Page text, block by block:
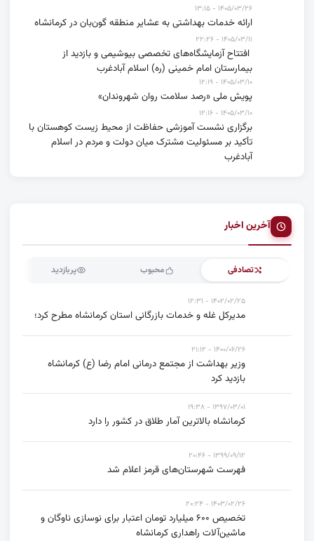
۱۴۰۵/۰۳/۲۶ - ۱۳:۱۵
ارائه خدمات بهداشتی به عشایر منطقه گون‌بان در کرمانشاه
۱۴۰۵/۰۳/۱۱ - ۲۲:۲۶
افتتاح آزمایشگاه‌های تخصصی بیوشیمی و بازدید از
بیمارستان امام خمینی (ره) اسلام آبادغرب
۱۴۰۵/۰۳/۱۰ - ۱۲:۱۹
پویش ملی «رصد سلامت روان شهروندان»
۱۴۰۵/۰۳/۱۰ - ۱۲:۱۶
برگزاری نشست آموزشی حفاظت از محیط زیست کوهستان با
تأکید بر مسئولیت مشترک میان دولت و مردم در اسلام
آبادغرب
آخرین اخبار
تصادفی محبوب پربازدید
۱۴۰۲/۰۲/۲۵ - ۱۲:۳۱
مدیرکل غله و خدمات بازرگانی استان کرمانشاه مطرح کرد؛
۱۴۰۰/۰۶/۲۶ - ۲۱:۱۲
وزیر بهداشت از مجتمع درمانی امام رضا (ع) کرمانشاه
بازدید کرد
۱۳۹۷/۰۳/۰۱ - ۱۹:۳۸
کرمانشاه بالاترین آمار طلاق در کشور را دارد
۱۳۹۹/۰۹/۱۲ - ۲۰:۴۶
فهرست شهرستان‌های قرمز اعلام شد
۱۴۰۳/۰۲/۲۶ - ۲۰:۲۴
تخصیص ۶۰۰ میلیارد تومان اعتبار برای نوسازی ناوگان و
ماشین‌آلات راهداری کرمانشاه